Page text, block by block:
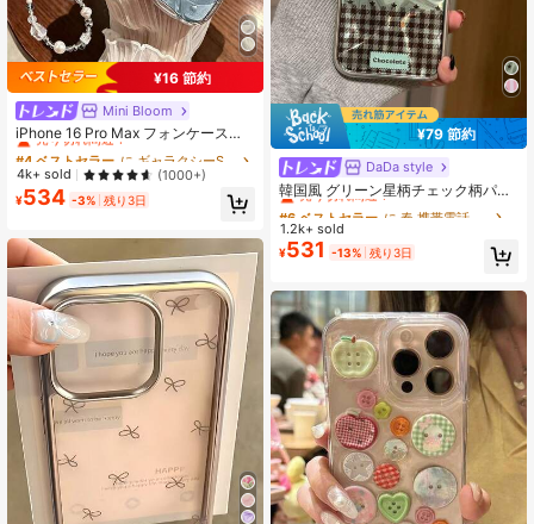
¥16 節約
Mini Bloom
iPhone 16 Pro Max フォンケース、
新しいラインストーン入り透明シル
バーフォイル耐衝撃性シリコンスタ
イリッシュ保護カバー iPhone 12/11/
13/14 Pro Maxに対応
#4 ベストセラー
売り切れ間近！
#4 ベストセラー
売り切れ間近！
#4 ベストセラー
売り切れ間近！
#4 ベストセラー
に ギャラクシーS24ウルトラ 携帯電話ケース
4k+ sold (1000+)
¥534 -3% 残り3日
¥79 節約
DaDa style
韓国風 グリーン星柄チェック柄パッ
チワーク スマホケース Apple 17 Pro
Max, 16, 14, 13, 15 Pro Max対応 ニ
ッチ メッキ加工 保護カバー
#6 ベストセラー
売り切れ間近！
#6 ベストセラー
売り切れ間近！
#6 ベストセラー
売り切れ間近！
#6 ベストセラー
1.2k+ sold
¥531 -13% 残り3日